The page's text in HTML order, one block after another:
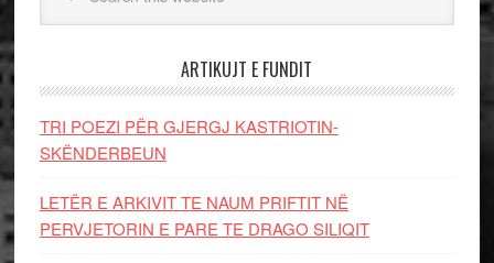
ARTIKUJT E FUNDIT
TRI POEZI PËR GJERGJ KASTRIOTIN-
SKËNDERBEUN
LETËR E ARKIVIT TE NAUM PRIFTIT NË
PERVJETORIN E PARE TE DRAGO SILIQIT